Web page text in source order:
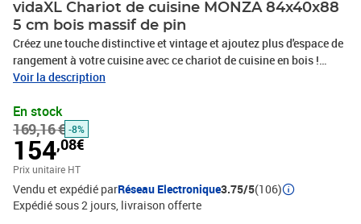
vidaXL Chariot de cuisine MONZA 84x40x88
5 cm bois massif de pin
Créez une touche distinctive et vintage et ajoutez plus d'espace de
rangement à votre cuisine avec ce chariot de cuisine en bois !
Matériau durable : le bois de pin massif est un matériau naturel
confèrent son aspect rustique caractéristique. Fabriqué en bois de
pin massif, ce chariot de rangement de cuisine est durable et
robuste. Ample espace de rangement : ce chariot à légumes est
conçu avec un tiroir et 2 portes, qui offrent un grand espace de
rangement pour placer des ustensiles de cuisine. Et le cintre en
bois et les crochets en métal sur le côté permettent de garder vos
articles à portée de main. Facile à déplacer : ce chariot de cuisine
Voir la description
En stock
169,16 € -8%
154,08€
Prix unitaire HT
Vendu et expédié parRéseau Electronique3.75/5(106)
Expédié sous 2 jours livraison offerte